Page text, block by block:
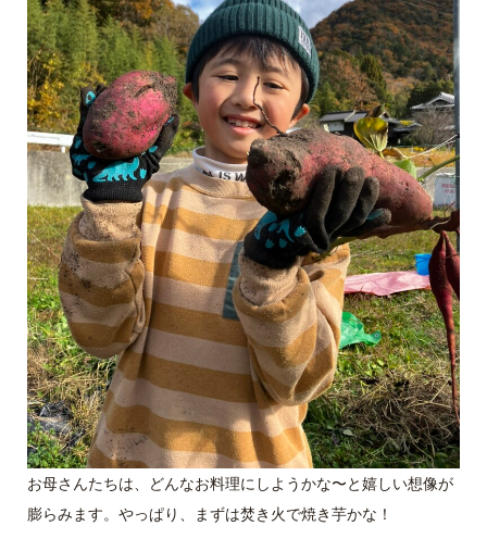
お母さんたちは、どんなお料理にしようかな〜と嬉しい想像が
膨らみます。やっぱり、まずは焚き火で焼き芋かな！